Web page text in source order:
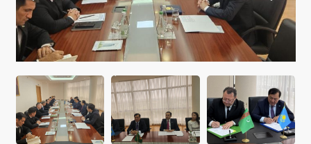
INVEST TO TURKMENISTAN!
ARAGATNAŞYK